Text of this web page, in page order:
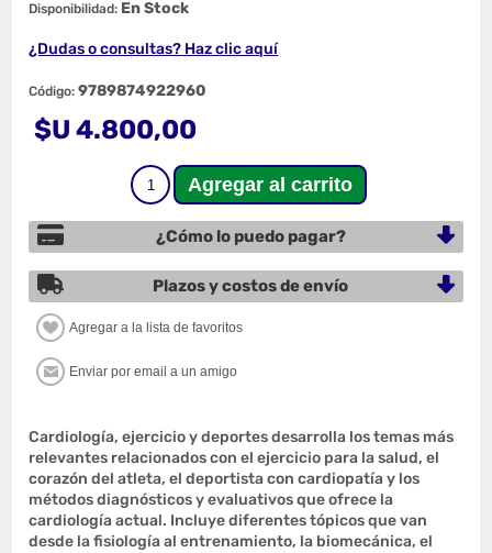
Disponibilidad: En Stock
¿Dudas o consultas? Haz clic aquí
Código: 9789874922960
$U 4.800,00
¿Cómo lo puedo pagar?
Plazos y costos de envío
Cardiología, ejercicio y deportes desarrolla los temas más
relevantes relacionados con el ejercicio para la salud, el
corazón del atleta, el deportista con cardiopatía y los
métodos diagnósticos y evaluativos que ofrece la
cardiología actual. Incluye diferentes tópicos que van
desde la fisiología al entrenamiento, la biomecánica, el